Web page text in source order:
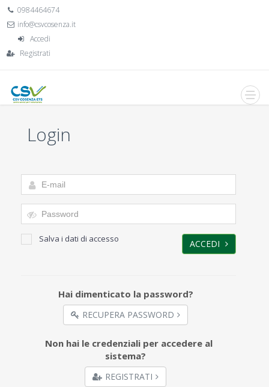
0984464674
info@csvcosenza.it
Accedi
Registrati
Login
Salva i dati di accesso ACCEDI
Hai dimenticato la password?
RECUPERA PASSWORD
Non hai le credenziali per accedere al
sistema?
REGISTRATI